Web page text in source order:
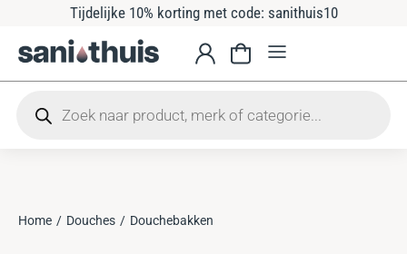
Tijdelijke 10% korting met code: sanithuis10
Je bent hier:
Home Douches Douchebakken